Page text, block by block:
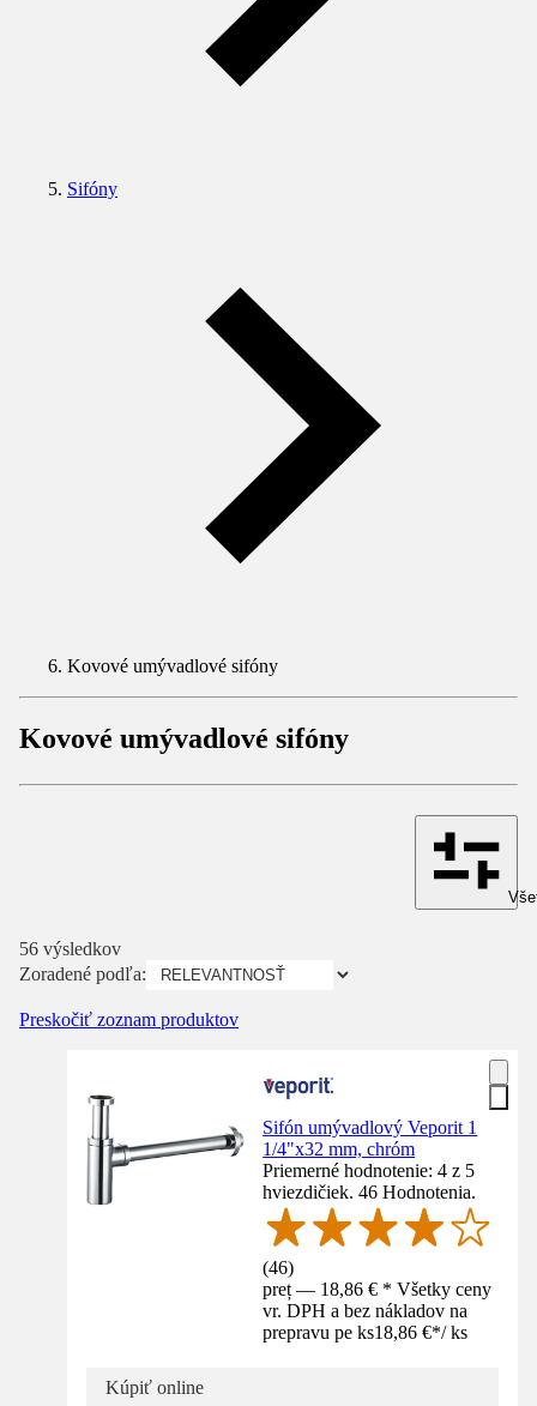
Sifóny
Kovové umývadlové sifóny
Kovové umývadlové sifóny
56 výsledkov
Zoradené podľa:
Preskočiť zoznam produktov
Sifón umývadlový Veporit 1
1/4"x32 mm, chróm
Priemerné hodnotenie: 4 z 5
hviezdičiek. 46 Hodnotenia.
(46)
preț — 18,86 € * Všetky ceny
vr. DPH a bez nákladov na
prepravu pe ks18,86 €*/ ks
Kúpiť online